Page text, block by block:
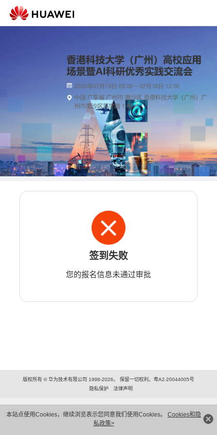
本站点使用Cookies，继续浏览表示您同意我们使用Cookies。 Cookies和隐
私政策>
签到失败
您的报名信息未通过审批
版权所有 © 华为技术有限公司 1998-2026。 保留一切权利。粤A2-20044005号
隐私保护
法律声明